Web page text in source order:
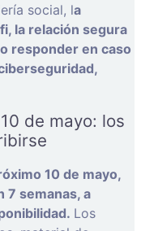
social, la
la relación segura
responder en caso
de mayo: los
10 de mayo,
7 semanas, a
Los